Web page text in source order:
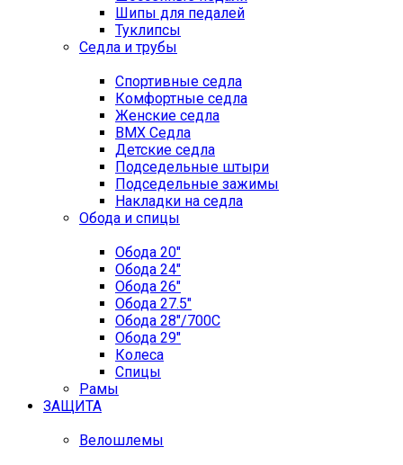
Шипы для педалей
Туклипсы
Седла и трубы
Спортивные седла
Комфортные седла
Женские седла
BMX Седла
Детские седла
Подседельные штыри
Подседельные зажимы
Накладки на седла
Обода и спицы
Обода 20"
Обода 24"
Обода 26"
Обода 27.5"
Обода 28"/700C
Обода 29"
Колеса
Спицы
Рамы
ЗАЩИТА
Велошлемы